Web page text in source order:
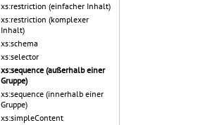
xs:restriction (einfacher Inhalt)
xs:restriction (komplexer
Inhalt)
xs:schema
xs:selector
xs:sequence (außerhalb einer
Gruppe)
xs:sequence (innerhalb einer
Gruppe)
xs:simpleContent